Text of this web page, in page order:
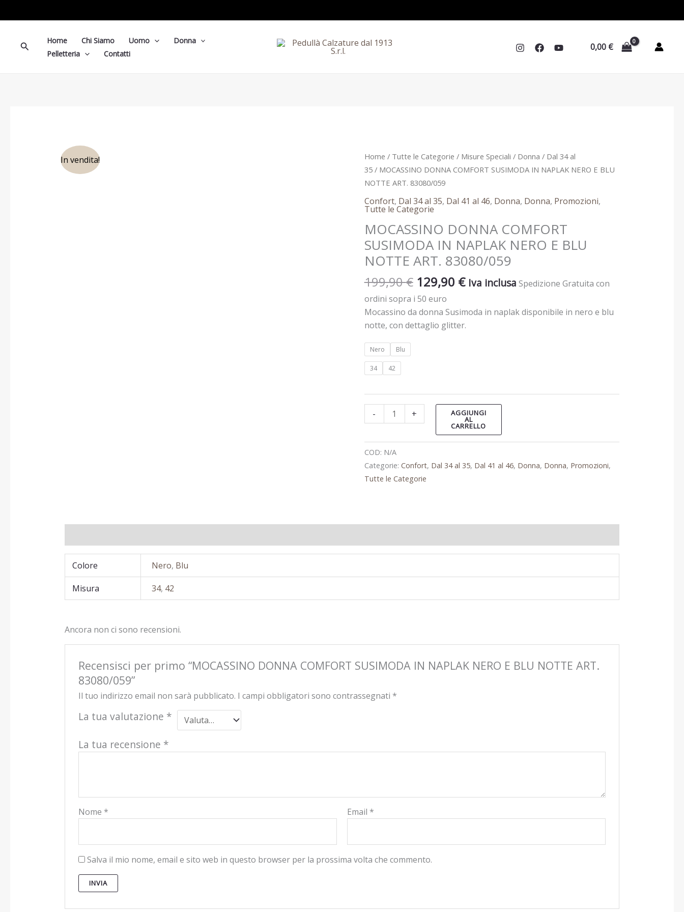
al
Cerca Home Chi Siamo Uomo
Donna
Pelletteria
Contatti
0,00 €
In vendita! Home / Tutte le Categorie / Misure Speciali / Donna / Dal 34 al
35/ MOCASSINO DONNA COMFORT SUSIMODA IN NAPLAK NERO E BLU
NOTTE ART. 83080/059
Confort, Dal 34 al 35, Dal 41 al 46, Donna, Donna, Promozioni,
Tutte le Categorie
MOCASSINO DONNA COMFORT
SUSIMODA IN NAPLAK NERO E BLU
NOTTE ART. 83080/059
199,90€
Il
prezzo
originale
era:
199,90 €.
129,90 €
Il
prezzo
è:
129,90 €.
Iva inclusa Spedizione Gratuita con
ordini sopra i 50 euro
Mocassino da donna Susimoda in naplak disponibile in nero e blu
notte, con dettaglio glitter.
Nero Blu
34 42
-
MOCASSINO
DONNA
COMFORT
SUSIMODA
IN
NAPLAK
NERO
E
BLU
NOTTE
ART.
83080/059
quantità
+ AGGIUNGI
AL
CARRELLO
COD: N/A
Categorie: Confort, Dal 34 al 35, Dal 41 al 46, Donna, Donna, Promozioni,
Tutte le Categorie
Colore Nero, Blu
Misura 34, 42
Ancora non ci sono recensioni.
Recensisci per primo “MOCASSINO DONNA COMFORT SUSIMODA IN NAPLAK NERO E BLU NOTTE ART.
83080/059”
Il tuo indirizzo email non sarà pubblicato. I campi obbligatori sono contrassegnati *
La tua valutazione *
La tua recensione *
Nome * Email *
Salva il mio nome, email e sito web in questo browser per la prossima volta che commento.